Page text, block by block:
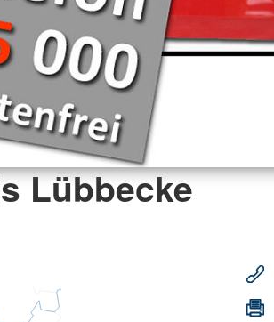
Lübbecke